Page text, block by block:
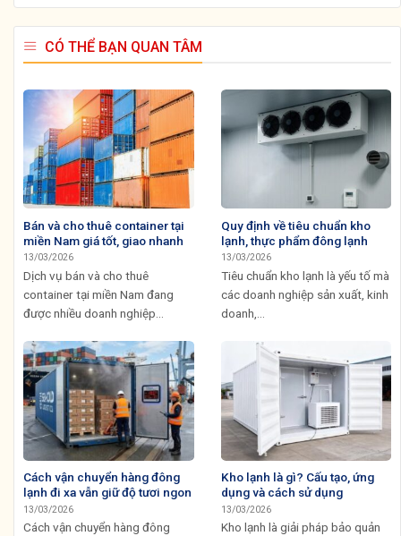
CÓ THỂ BẠN QUAN TÂM
Bán và cho thuê container tại
miền Nam giá tốt, giao nhanh
13/03/2026
Dịch vụ bán và cho thuê
container tại miền Nam đang
được nhiều doanh nghiệp...
Quy định về tiêu chuẩn kho
lạnh, thực phẩm đông lạnh
13/03/2026
Tiêu chuẩn kho lạnh là yếu tố mà
các doanh nghiệp sản xuất, kinh
doanh,...
Cách vận chuyển hàng đông
lạnh đi xa vẫn giữ độ tươi ngon
13/03/2026
Cách vận chuyển hàng đông
Kho lạnh là gì? Cấu tạo, ứng
dụng và cách sử dụng
13/03/2026
Kho lạnh là giải pháp bảo quản